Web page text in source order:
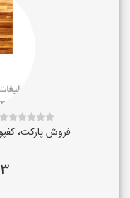
فروش پارکت،